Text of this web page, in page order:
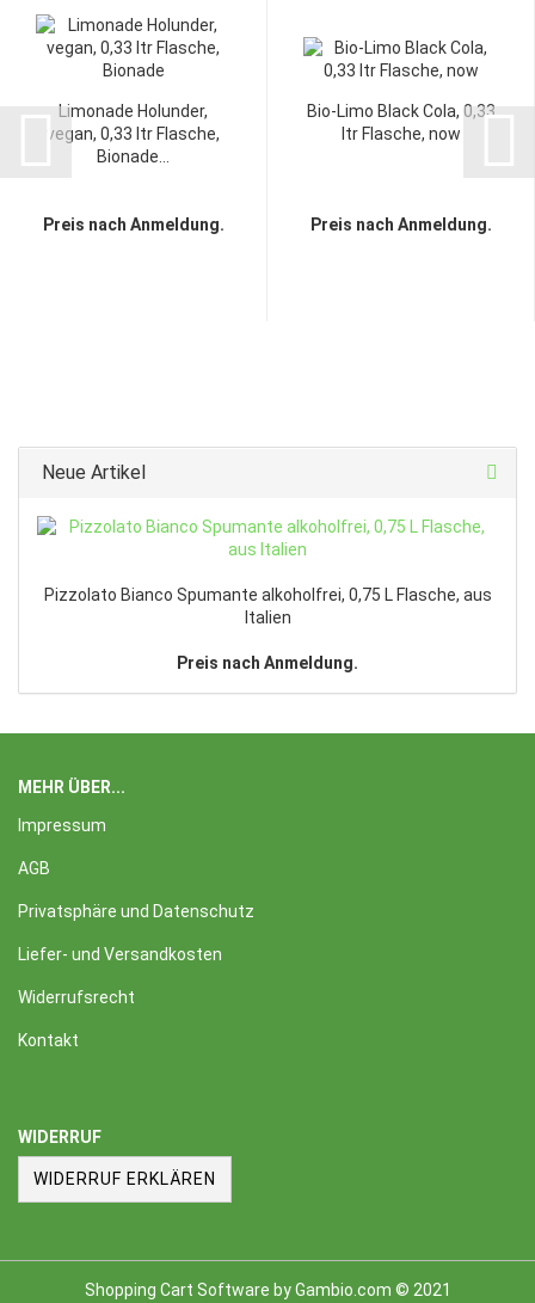
Limonade Holunder,
vegan, 0,33 ltr Flasche,
Bionade...
Preis nach Anmeldung.
Bio-Limo Black Cola, 0,33
ltr Flasche, now
Preis nach Anmeldung.
Neue Artikel
Pizzolato Bianco Spumante alkoholfrei, 0,75 L Flasche, aus
Italien
Preis nach Anmeldung.
MEHR ÜBER...
Impressum
AGB
Privatsphäre und Datenschutz
Liefer- und Versandkosten
Widerrufsrecht
Kontakt
WIDERRUF
WIDERRUF ERKLÄREN
Shopping Cart Software by Gambio.com © 2021